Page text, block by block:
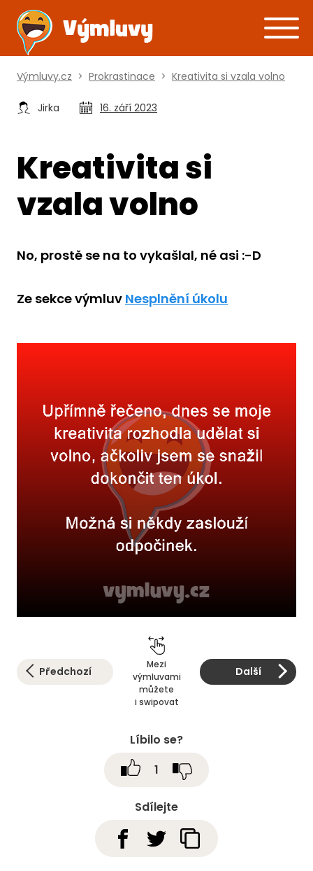
Výmluvy.cz > Prokrastinace > Kreativita si vzala volno
Jirka 16. září 2023
Kreativita si
vzala volno
No, prostě se na to vykašlal, né asi :-D
Ze sekce výmluv Nesplnění úkolu
Předchozí
Mezi
výmluvami
můžete
i swipovat
Další
Sdílejte
Líbilo se?
1